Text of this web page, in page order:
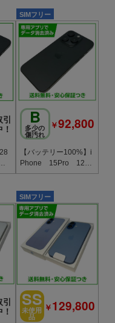
SIMフリー
B
多少の
傷汚れ
￥92,800
【バッテリー100%】i
Phone 15Pro 128
GB ブラックチタニ
SIMフリー
SS
未使用
品
￥129,800